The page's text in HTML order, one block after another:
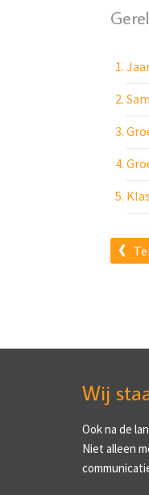
Wij
Ook na de
Niet alleen